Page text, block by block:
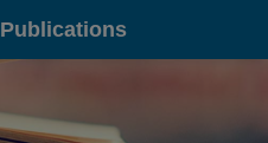
Publications